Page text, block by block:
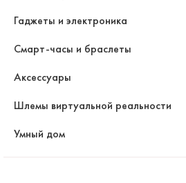
Гаджеты и электроника
Смарт-часы и браслеты
Аксессуары
Шлемы виртуальной реальности
Умный дом